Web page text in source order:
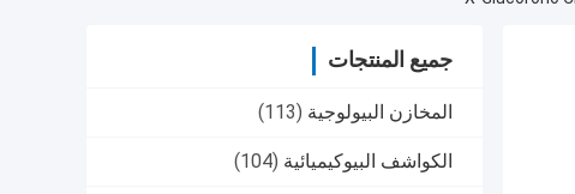
جميع المنتجات
المخازن البيولوجية (113)
الكواشف البيوكيميائية (104)